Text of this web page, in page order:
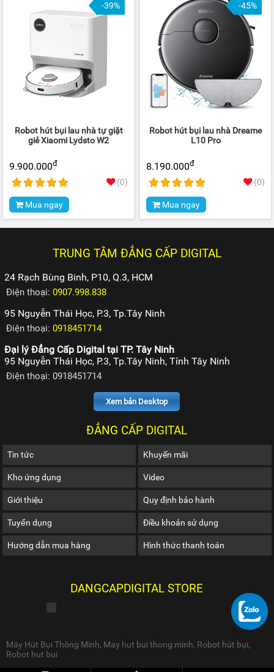
-39%
Robot hút bụi lau nhà tự giặt
giẻ Xiaomi Lydsto W2
9.900.000đ
(0)
Mua ngay
-45%
Robot hút bụi lau nhà Dreame
L10 Pro
8.190.000đ
(0)
Mua ngay
TRUNG TÂM ĐẲNG CẤP DIGITAL
24 Rạch Bùng Binh, P10, Q.3, HCM
Điện thoại:0907.998.838
95 Nguyễn Thái Học, P.3, Tp.Tây Ninh
Điện thoại:0918451714
Đại lý Đẳng Cấp Digital tại TP. Tây Ninh
95 Nguyễn Thái Học, P.3, Tp.Tây Ninh, Tỉnh Tây Ninh
Điện thoại: 0918451714
Xem bản Desktop
ĐẲNG CẤP DIGITAL
Tin tức Khuyến mãi
Kho ứng dụng Video
Giới thiệu Quy định bảo hành
Tuyển dụng Điều khoản sử dụng
Hướng dẫn mua hàng Hình thức thanh toán
DANGCAPDIGITAL STORE
Máy Hút Bụi Thông Minh, May hut bui thong minh, Robot hút bụi,
Robot hut bui